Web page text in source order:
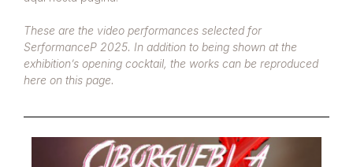
These are the video performances selected for
SerformanceP 2025. In addition to being shown at the
exhibition’s opening cocktail, the works can be reproduced
here on this page.